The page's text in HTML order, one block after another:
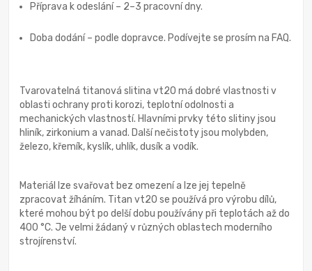
Příprava k odeslání – 2–3 pracovní dny.
Doba dodání – podle dopravce. Podívejte se prosím na FAQ.
Tvarovatelná titanová slitina vt20 má dobré vlastnosti v
oblasti ochrany proti korozi, teplotní odolnosti a
mechanických vlastností. Hlavními prvky této slitiny jsou
hliník, zirkonium a vanad. Další nečistoty jsou molybden,
železo, křemík, kyslík, uhlík, dusík a vodík.
Materiál lze svařovat bez omezení a lze jej tepelně
zpracovat žíháním. Titan vt20 se používá pro výrobu dílů,
které mohou být po delší dobu používány při teplotách až do
400 °C. Je velmi žádaný v různých oblastech moderního
strojírenství.